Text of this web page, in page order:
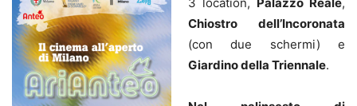
Chiostro dell’Incoronata
(con due schermi) e
Giardino della Triennale.